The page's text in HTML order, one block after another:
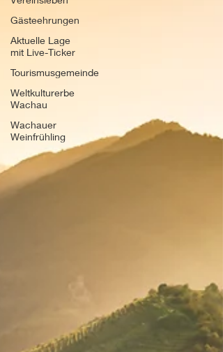
Gästeehrungen
Aktuelle Lage
mit Live-Ticker
Tourismusgemeinde
Weltkulturerbe
Wachau
Wachauer
Weinfrühling